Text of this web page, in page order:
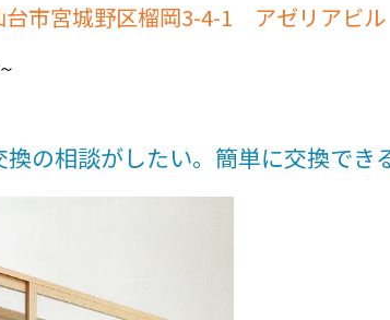
市宮城野区榴岡3-4-1 アゼリアビル
換の相談がしたい。簡単に交換でき